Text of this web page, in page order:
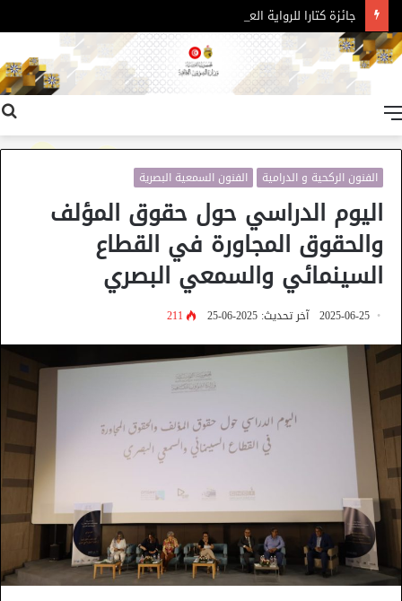
جائزة كتارا للرواية العربية – الدورة 11
الفنون الركحية و الدرامية الفنون السمعية البصرية
اليوم الدراسي حول حقوق المؤلف
والحقوق المجاورة في القطاع
السينمائي والسمعي البصري
2025-06-25 آخر تحديث: 2025-06-25 211